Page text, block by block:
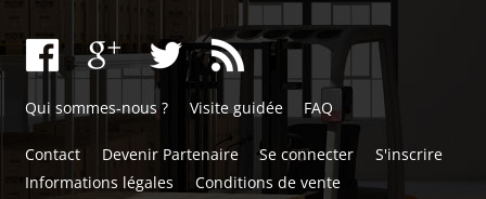
Qui sommes-nous ? Visite guidée FAQ
Contact Devenir Partenaire Se connecter
S'inscrire
Informations légales
Conditions de vente